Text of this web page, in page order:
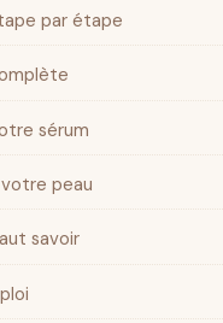
par étape
sérum
peau
savoir